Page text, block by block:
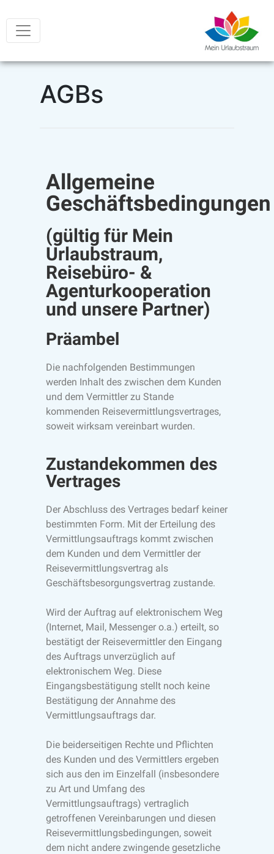
AGBs
Allgemeine
Geschäftsbedingungen
(gültig für Mein
Urlaubstraum,
Reisebüro- &
Agenturkooperation
und unsere Partner)
Präambel
Die nachfolgenden Bestimmungen
werden Inhalt des zwischen dem Kunden
und dem Vermittler zu Stande
kommenden Reisevermittlungsvertrages,
soweit wirksam vereinbart wurden.
Zustandekommen des
Vertrages
Der Abschluss des Vertrages bedarf keiner
bestimmten Form. Mit der Erteilung des
Vermittlungsauftrags kommt zwischen
dem Kunden und dem Vermittler der
Reisevermittlungsvertrag als
Geschäftsbesorgungsvertrag zustande.
Wird der Auftrag auf elektronischem Weg
(Internet, Mail, Messenger o.a.) erteilt, so
bestätigt der Reisevermittler den Eingang
des Auftrags unverzüglich auf
elektronischem Weg. Diese
Eingangsbestätigung stellt noch keine
Bestätigung der Annahme des
Vermittlungsauftrags dar.
Die beiderseitigen Rechte und Pflichten
des Kunden und des Vermittlers ergeben
sich aus den im Einzelfall (insbesondere
zu Art und Umfang des
Vermittlungsauftrags) vertraglich
getroffenen Vereinbarungen und diesen
Reisevermittlungsbedingungen, soweit
dem nicht andere zwingende gesetzliche